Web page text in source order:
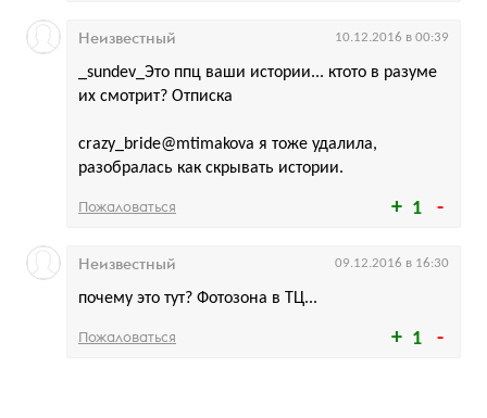
1
_sundev_Это ппц ваши истории... ктото в разуме
их смотрит? Отписка
crazy_bride@mtimakova я тоже удалила,
разобралась как скрывать истории.
Неизвестный 10.12.2016 в 00:39
Пожаловаться
1
почему это тут? Фотозона в ТЦ...
Неизвестный 09.12.2016 в 16:30
Пожаловаться